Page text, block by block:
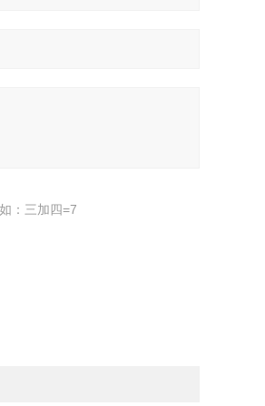
：三加四=7